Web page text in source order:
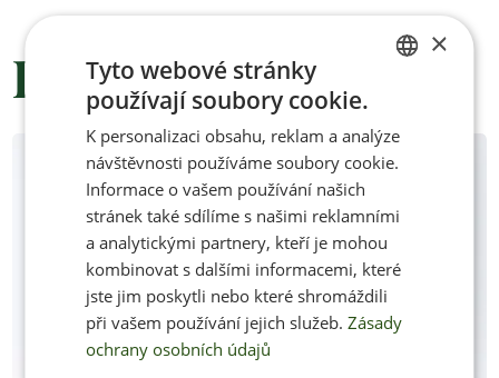
Podobné produkty
ENGLISH
×
Tyto webové stránky
používají soubory cookie.
K personalizaci obsahu, reklam a analýze
návštěvnosti používáme soubory cookie.
Informace o vašem používání našich
stránek také sdílíme s našimi reklamními
a analytickými partnery, kteří je mohou
kombinovat s dalšími informacemi, které
jste jim poskytli nebo které shromáždili
při vašem používání jejich služeb. Zásady
ochrany osobních údajů